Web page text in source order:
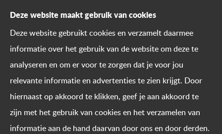
Deze website maakt gebruik van cookies
Deze website gebruikt cookies en verzamelt daarmee
informatie over het gebruik van de website om deze te
analyseren en om er voor te zorgen dat je voor jou
relevante informatie en advertenties te zien krijgt. Door
hiernaast op akkoord te klikken, geef je aan akkoord te
zijn met het gebruik van cookies en het verzamelen van
informatie aan de hand daarvan door ons en door derden.